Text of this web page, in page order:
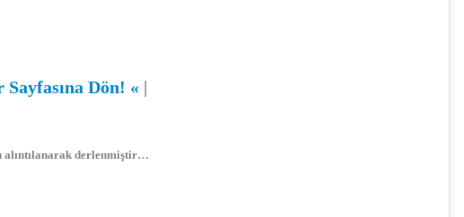
Sayfasına Dön! « |
alıntılanarak derlenmiştir…